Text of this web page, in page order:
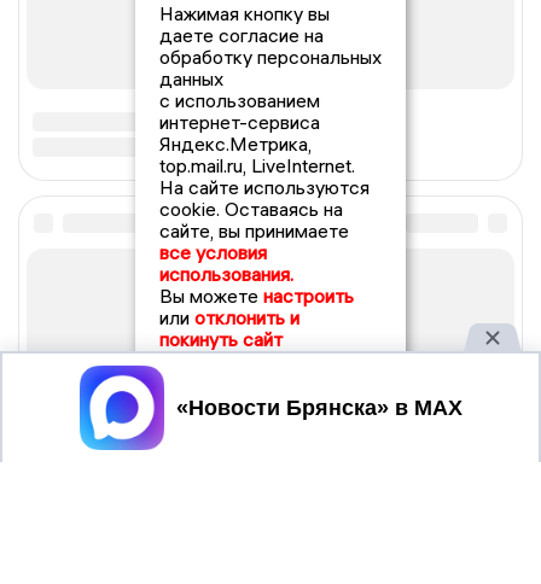
Нажимая кнопку вы
даете согласие на
обработку персональных
данных
с использованием
интернет-сервиса
Яндекс.Метрика,
top.mail.ru, LiveInternet.
На сайте используются
cookie. Оставаясь на
сайте, вы принимаете
все условия
использования.
Вы можете настроить
или отклонить и
покинуть сайт
Принять